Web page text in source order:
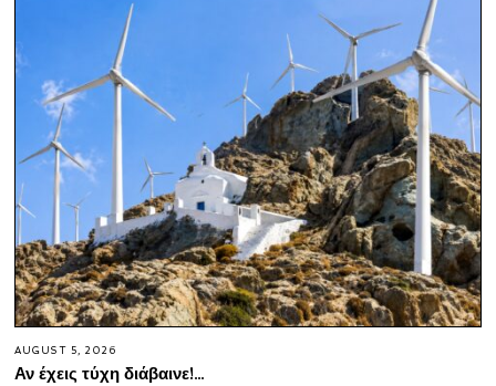
AUGUST 5, 2026
Αν έχεις τύχη διάβαινε!…